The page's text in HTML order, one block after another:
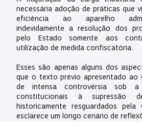
necessária adoção de práticas que
eficiência ao aparelho
indevidamente a resolução dos
pelo Estado somente aos
utilização de medida confiscatória.
Esses são apenas alguns dos
que o texto prévio apresentado ao
de intensa controvérsia sob
constitucionais à supressão
historicamente resguardados
esclarece um longo cenário de